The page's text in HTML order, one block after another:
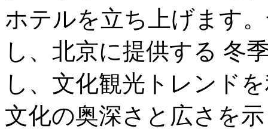
ホテルを立ち上げます
し、北京に提供する 冬
し、文化観光トレンド
文化の奥深さと広さを